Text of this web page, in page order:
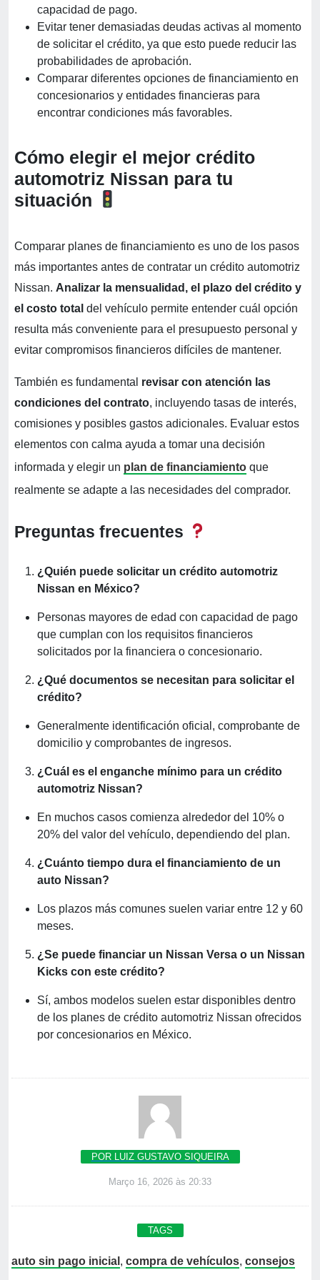
capacidad de pago.
Evitar tener demasiadas deudas activas al momento
de solicitar el crédito, ya que esto puede reducir las
probabilidades de aprobación.
Comparar diferentes opciones de financiamiento en
concesionarios y entidades financieras para
encontrar condiciones más favorables.
Cómo elegir el mejor crédito
automotriz Nissan para tu
situación
Comparar planes de financiamiento es uno de los pasos
más importantes antes de contratar un crédito automotriz
Nissan. Analizar la mensualidad, el plazo del crédito y
el costo total del vehículo permite entender cuál opción
resulta más conveniente para el presupuesto personal y
evitar compromisos financieros difíciles de mantener.
También es fundamental revisar con atención las
condiciones del contrato, incluyendo tasas de interés,
comisiones y posibles gastos adicionales. Evaluar estos
elementos con calma ayuda a tomar una decisión
informada y elegir un plan de financiamiento que
realmente se adapte a las necesidades del comprador.
Preguntas frecuentes
¿Quién puede solicitar un crédito automotriz
Nissan en México?
Personas mayores de edad con capacidad de pago
que cumplan con los requisitos financieros
solicitados por la financiera o concesionario.
¿Qué documentos se necesitan para solicitar el
crédito?
Generalmente identificación oficial, comprobante de
domicilio y comprobantes de ingresos.
¿Cuál es el enganche mínimo para un crédito
automotriz Nissan?
En muchos casos comienza alrededor del 10% o
20% del valor del vehículo, dependiendo del plan.
¿Cuánto tiempo dura el financiamiento de un
auto Nissan?
Los plazos más comunes suelen variar entre 12 y 60
meses.
¿Se puede financiar un Nissan Versa o un Nissan
Kicks con este crédito?
Sí, ambos modelos suelen estar disponibles dentro
de los planes de crédito automotriz Nissan ofrecidos
por concesionarios en México.
POR LUIZ GUSTAVO SIQUEIRA
Março 16, 2026 às 20:33
TAGS
auto sin pago inicial , compra de vehículos, consejos